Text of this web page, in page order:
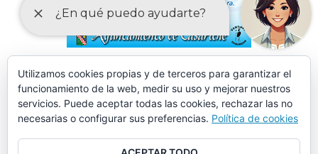
Utilizamos cookies propias y de terceros para garantizar el
funcionamiento de la web, medir su uso y mejorar nuestros
servicios. Puede aceptar todas las cookies, rechazar las no
necesarias o configurar sus preferencias. Política de cookies